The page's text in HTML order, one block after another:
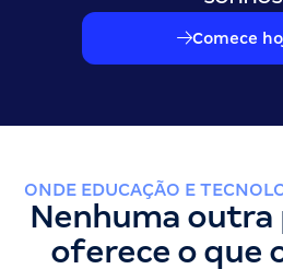
Comece
ONDE EDUCAÇÃO E
Nenhuma
oferece o que